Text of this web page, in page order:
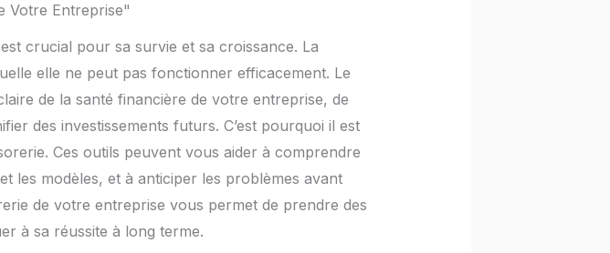
Votre Entreprise"
crucial pour sa survie et sa croissance. La
elle ne peut pas fonctionner efficacement. Le
de la santé financière de votre entreprise, de
des investissements futurs. C’est pourquoi il est
Ces outils peuvent vous aider à comprendre
les modèles, et à anticiper les problèmes avant
de votre entreprise vous permet de prendre des
à sa réussite à long terme.